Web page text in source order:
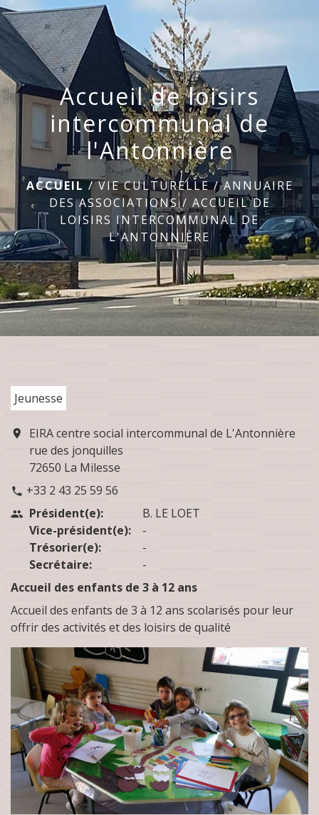
Accueil de loisirs
intercommunal de
l'Antonnière
ACCUEIL/VIE CULTURELLE/ANNUAIRE
DES ASSOCIATIONS/ ACCUEIL DE
LOISIRS INTERCOMMUNAL DE
L'ANTONNIÈRE
Jeunesse
location_on
EIRA centre social intercommunal de L'Antonnière
rue des jonquilles
72650 La Milesse
phone +33 2 43 25 59 56
people Président(e):
Vice-président(e):
Trésorier(e):
Secrétaire:
B. LE LOET
-
-
-
Accueil des enfants de 3 à 12 ans
Accueil des enfants de 3 à 12 ans scolarisés pour leur
offrir des activités et des loisirs de qualité